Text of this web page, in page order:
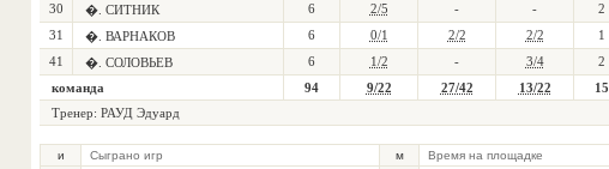
30
�. СИТНИК 6 2/5 - - 2
31
�. ВАРНАКОВ 6 0/1 2/2 2/2 1
41
�. СОЛОВЬЕВ 6 1/2 - 3/4 2
команда
94 9/22 27/42 13/22 15
Тренер: РАУД Эдуард
и Сыграно игр м Время на площадке